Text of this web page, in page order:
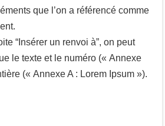
que l’on a référencé comme
“Insérer un renvoi à”, on peut
le texte et le numéro (« Annexe
(« Annexe A : Lorem Ipsum »).